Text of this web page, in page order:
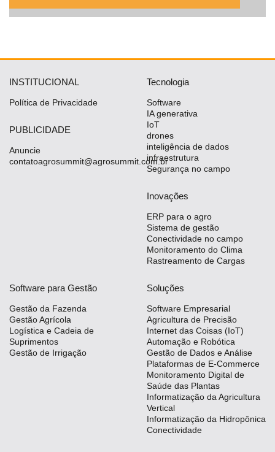
INSTITUCIONAL
Política de Privacidade
PUBLICIDADE
Anuncie
contatoagrosummit@agrosummit.com.br
Tecnologia
Software
IA generativa
IoT
drones
inteligência de dados
infraestrutura
Segurança no campo
Inovações
ERP para o agro
Sistema de gestão
Conectividade no campo
Monitoramento do Clima
Rastreamento de Cargas
Software para Gestão
Gestão da Fazenda
Gestão Agrícola
Logística e Cadeia de
Suprimentos
Gestão de Irrigação
Soluções
Software Empresarial
Agricultura de Precisão
Internet das Coisas (IoT)
Automação e Robótica
Gestão de Dados e Análise
Plataformas de E-Commerce
Monitoramento Digital de
Saúde das Plantas
Informatização da Agricultura
Vertical
Informatização da Hidropônica
Conectividade